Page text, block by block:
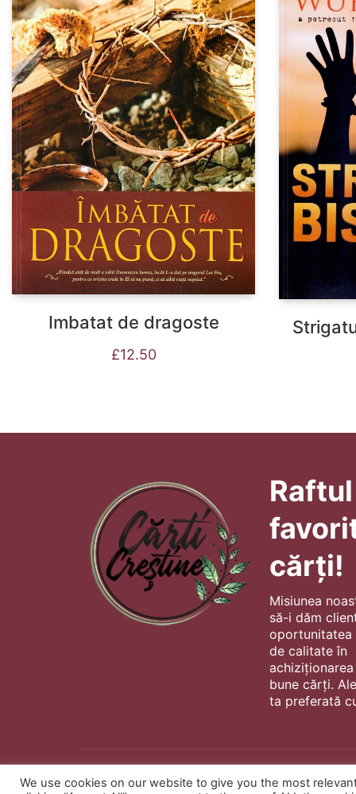
Imbatat de dragoste
£12.50
cărți!
Misiunea
să-i dăm
oportunitatea
de calitate în
bune cărți.
ta preferată
We use cookies on our website to give you the most